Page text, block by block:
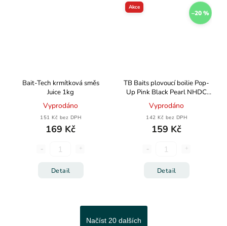
Bait-Tech krmítková směs
Juice 1kg
Vyprodáno
151 Kč bez DPH
169 Kč
Detail
Akce
–20 %
TB Baits plovoucí boilie Pop-
Up Pink Black Pearl NHDC
65g
Vyprodáno
142 Kč bez DPH
159 Kč
Detail
Načíst 20 dalších